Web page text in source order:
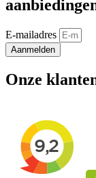
E-mailadres
Aanmelden
Onze